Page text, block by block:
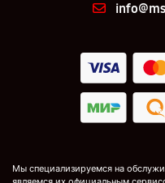
Мы специализируемся на